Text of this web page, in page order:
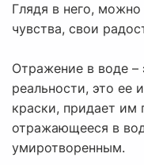
Глядя в него,
чувства, свои
Отражение в воде –
реальности, это ее
краски, придает им
отражающееся в
умиротворенным.